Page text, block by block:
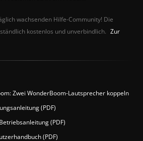
wachsenden Hilfe-Community! Die
kostenlos und unverbindlich. Zur
Zwei WonderBoom-Lautsprecher koppeln
(PDF)
(PDF)
(PDF)